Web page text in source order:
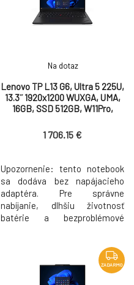
number 21YY0050CK Procesor
Intel Core Ultra 5 325, 8C (4P +
Lenovo TP L13 G6, Ultra 5 225U,
13.3˝ 1920x1200 WUXGA, UMA,
16GB, SSD 512GB, W11Pro,
Na dotaz
1 706.15 €
Upozornenie: tento notebook
sa dodáva bez napájacieho
adaptéra. Pre správne
nabíjanie, dlhšiu životnosť
batérie a bezproblémové
odporúčaný adaptér, ktorý
bude automaticky pridaný k
produktu do košíka. Part
ZADARMO